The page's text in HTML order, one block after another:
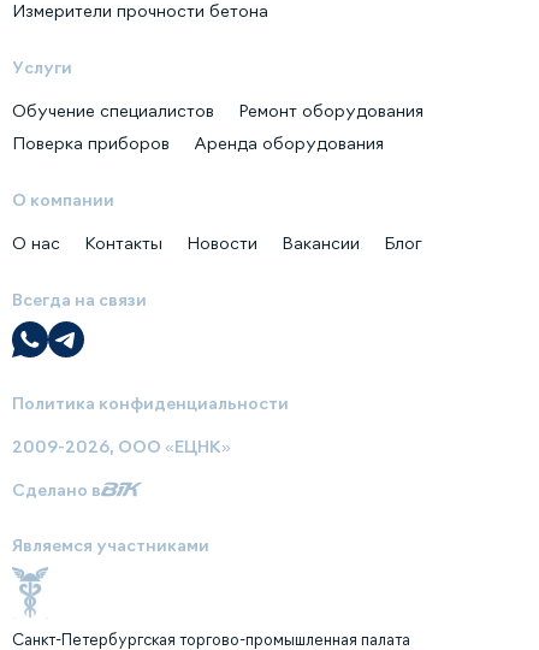
Измерители прочности бетона
Услуги
Обучение специалистов
Ремонт оборудования
Поверка приборов
Аренда оборудования
О компании
О нас Контакты Новости Вакансии Блог
Всегда на связи
Политика конфиденциальности
2009-2026, ООО «ЕЦНК»
Сделано в
Являемся участниками
Санкт-Петербургская торгово-промышленная палата